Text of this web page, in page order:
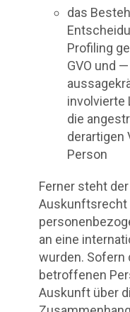
das
Profiling
GVO und
involvierte
die
derartigen
Person
Ferner steht
Auskunftsrecht
an eine
wurden. Sofern
betroffenen
Auskunft über